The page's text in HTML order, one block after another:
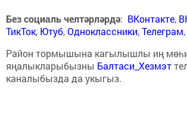
Без социаль челтәрләрдә: ВКонтакте,
ТикТок, Ютуб,Одноклассники,Телеграм,
Район тормышына кагылышлы иң
яңалыкларыбызны Балтаси_Хезмэт
каналыбызда да укыгыз.